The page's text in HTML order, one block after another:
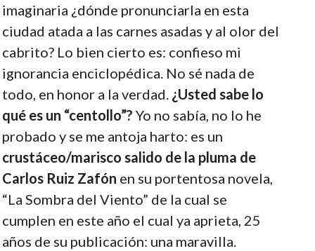
imaginaria ¿dónde pronunciarla en esta
ciudad atada a las carnes asadas y al olor del
cabrito? Lo bien cierto es: confieso mi
ignorancia enciclopédica. No sé nada de
todo, en honor a la verdad. ¿Usted sabe lo
qué es un “centollo”? Yo no sabía, no lo he
probado y se me antoja harto: es un
crustáceo/marisco salido de la pluma de
Carlos Ruiz Zafón en su portentosa novela,
“La Sombra del Viento” de la cual se
cumplen en este año el cual ya aprieta, 25
años de su publicación: una maravilla.